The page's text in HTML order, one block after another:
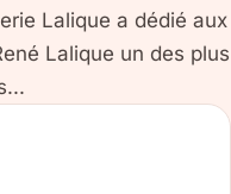
Lalique a dédié aux
Lalique un des plus